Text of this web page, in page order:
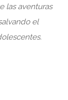
las aventuras
el